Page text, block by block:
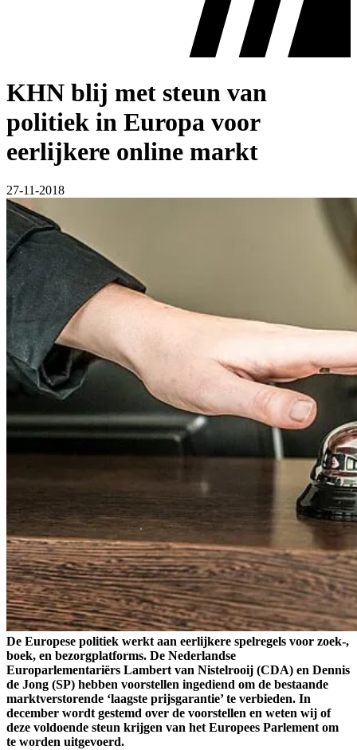
KHN blij met steun van
politiek in Europa voor
eerlijkere online markt
27-11-2018
De Europese politiek werkt aan eerlijkere spelregels voor zoek-,
boek, en bezorgplatforms. De Nederlandse
Europarlementariërs Lambert van Nistelrooij (CDA) en Dennis
de Jong (SP) hebben voorstellen ingediend om de bestaande
marktverstorende ‘laagste prijsgarantie’ te verbieden. In
december wordt gestemd over de voorstellen en weten wij of
deze voldoende steun krijgen van het Europees Parlement om
te worden uitgevoerd.